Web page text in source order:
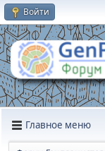
Войти
Главное меню